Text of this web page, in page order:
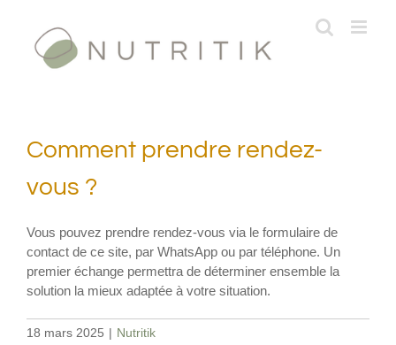
contenu
Comment prendre rendez-
vous ?
Vous pouvez prendre rendez-vous via le formulaire de
contact de ce site, par WhatsApp ou par téléphone. Un
premier échange permettra de déterminer ensemble la
solution la mieux adaptée à votre situation.
18 mars 2025 | Nutritik